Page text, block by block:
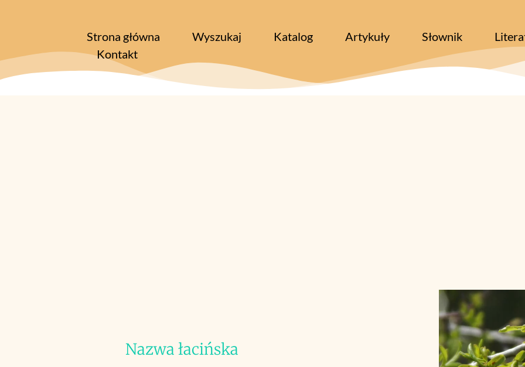
Strona główna Wyszukaj Katalog Artykuły Słownik
Kontakt
Nazwa łacińska